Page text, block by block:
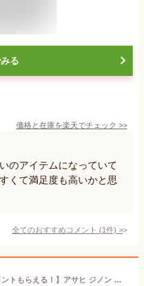
る
価格と在庫を楽天でチェック >>
のアイテムになっていて
くて満足度も高いかと思
全てのおすすめコメント (1件) >
【エントリー＆条件達成で100ポイントもらえる！】アサヒ ジノン レモン 無糖 350ml 缶 24本 1ケース【送料無料（一部地域除く）】 チューハイ レモンサワー アサヒビール GINON